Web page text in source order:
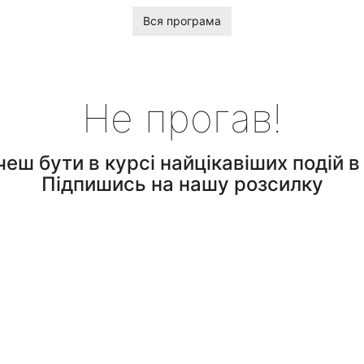
Вся програма
Не прогав!
бути в курсі найцікавіших подій в
Підпишись на нашу розсилку